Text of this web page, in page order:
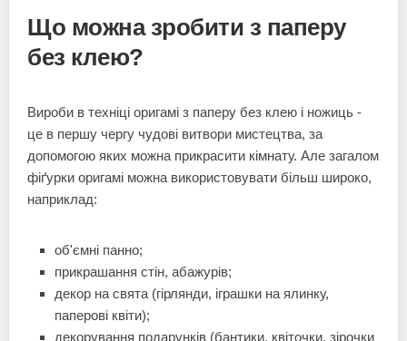
Що можна зробити з паперу
без клею?
Вироби в техніці оригамі з паперу без клею і ножиць -
це в першу чергу чудові витвори мистецтва, за
допомогою яких можна прикрасити кімнату. Але загалом
фіґурки оригамі можна використовувати більш широко,
наприклад:
об'ємні панно;
прикрашання стін, абажурів;
декор на свята (гірлянди, іграшки на ялинку,
паперові квіти);
декорування подарунків (бантики, квіточки, зірочки